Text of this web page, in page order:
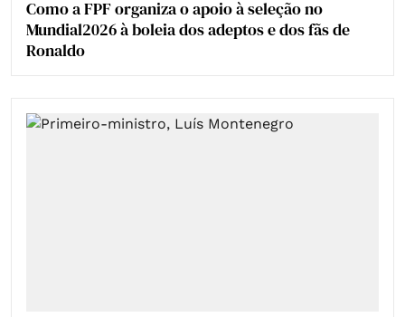
Como a FPF organiza o apoio à seleção no
Mundial2026 à boleia dos adeptos e dos fãs de
Ronaldo